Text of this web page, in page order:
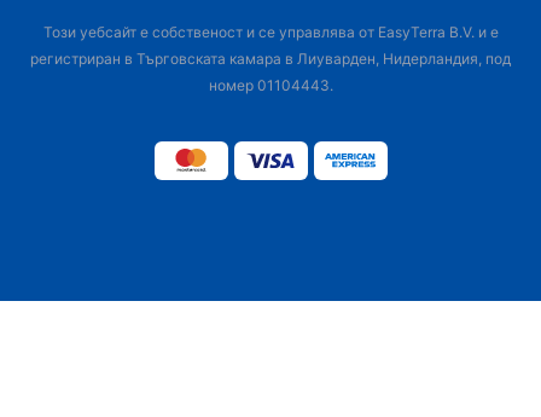
Този уебсайт е собственост и се управлява от EasyTerra B.V. и е
регистриран в Търговската камара в Лиуварден, Нидерландия, под
номер 01104443.